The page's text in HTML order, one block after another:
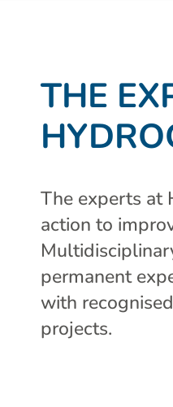
THE
The experts at
action to
permanent
with
projects.